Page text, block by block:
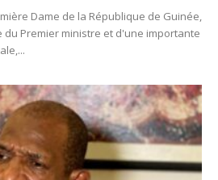
Dame de la République de Guinée,
du Premier ministre et d'une importante